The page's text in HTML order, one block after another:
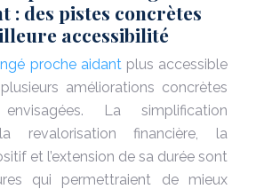
: des pistes concrètes
accessibilité
proche aidant plus accessible
améliorations concrètes
La simplification
revalorisation financière, la
et l’extension de sa durée sont
qui permettraient de mieux